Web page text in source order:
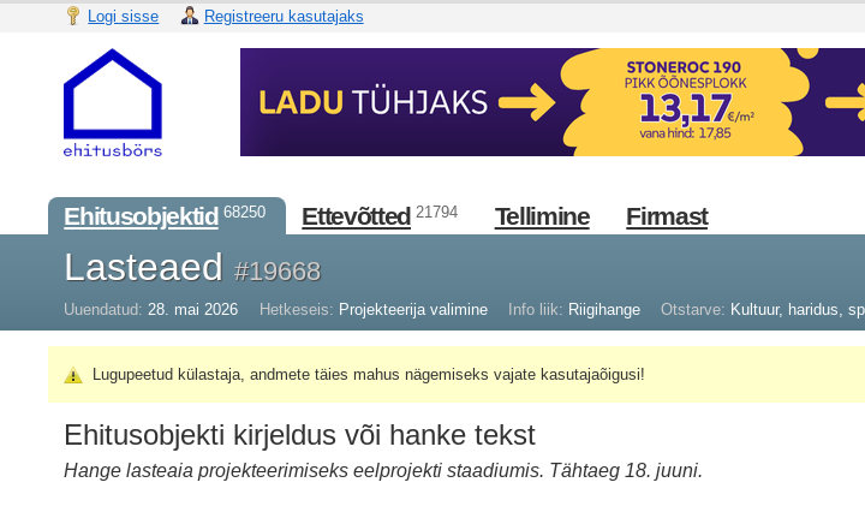
Logi sisse Registreeru kasutajaks
Ehitusobjektid 68250 Ettevõtted 21794 Tellimine Firmast
Lasteaed#19668
Uuendatud: 28. mai 2026 Hetkeseis: Projekteerija valimine Info liik: Riigihange Otstarve: Kultuur, haridus,
Lugupeetud külastaja, andmete täies mahus nägemiseks vajate kasutajaõigusi!
Ehitusobjekti kirjeldus või hanke tekst
Hange lasteaia projekteerimiseks eelprojekti staadiumis. Tähtaeg 18. juuni.